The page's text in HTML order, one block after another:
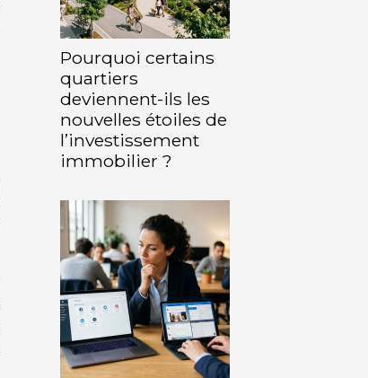
Pourquoi certains
quartiers
deviennent-ils les
nouvelles étoiles de
l’investissement
immobilier ?